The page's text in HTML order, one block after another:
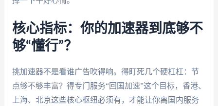
核心指标：你的加速器到底够不
够“懂行”？
挑加速器不是看谁广告吹得响。得盯死几个硬杠杠：节
点够不够丰富？得专门服务“回国加速”这个目标，香港、
上海、北京这些核心枢纽必须有，才能让你离国内服务